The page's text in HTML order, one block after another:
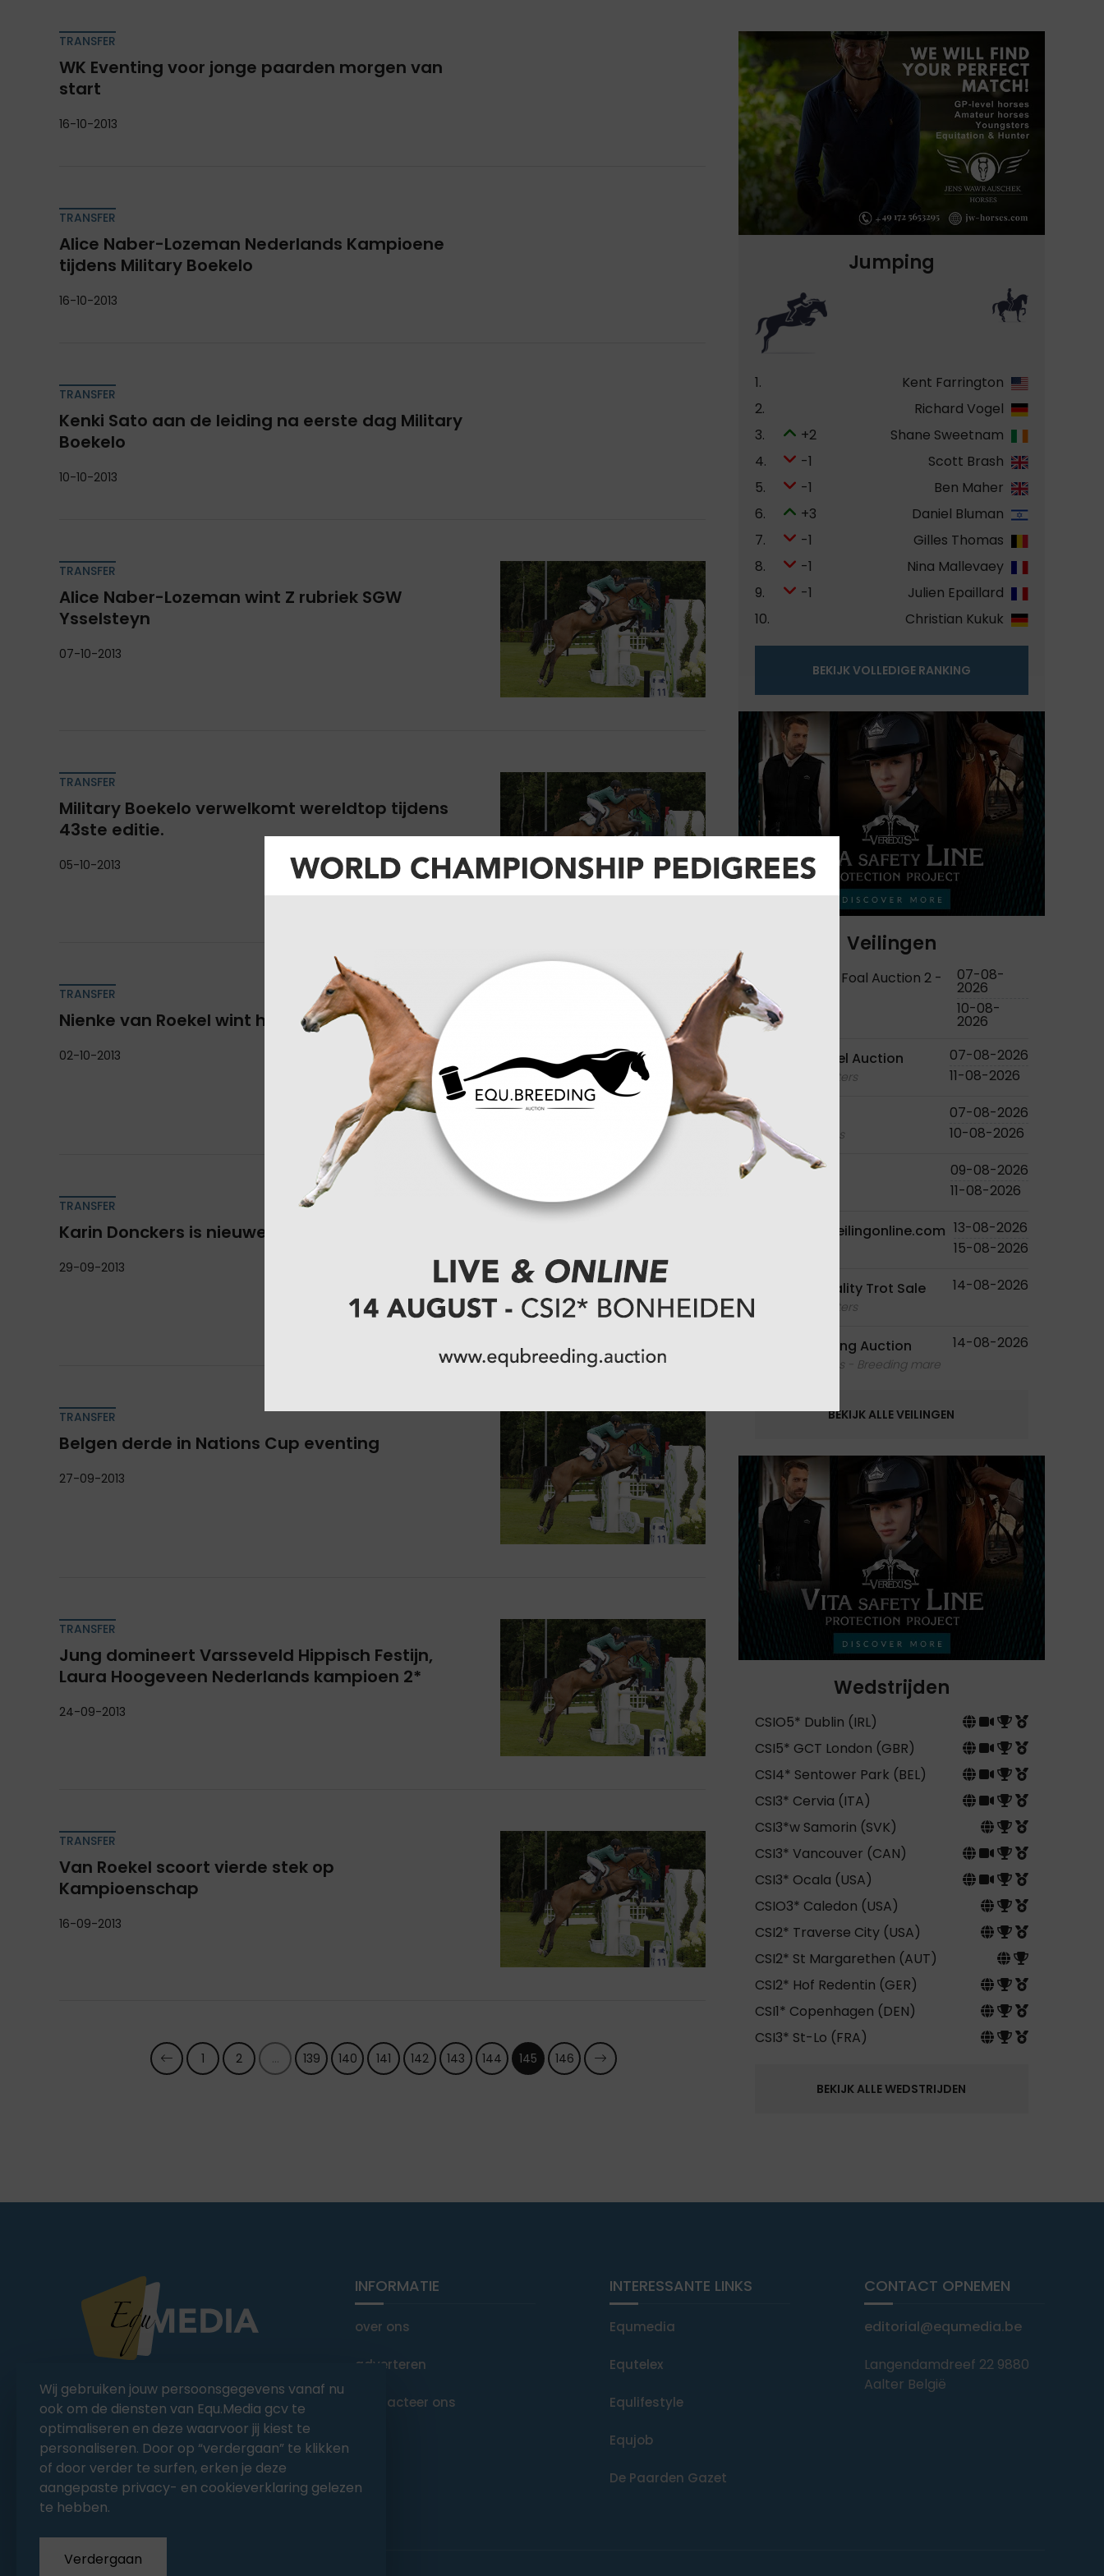
TRANSFER
WK Eventing voor jonge paarden morgen van
start
16-10-2013
TRANSFER
Alice Naber-Lozeman Nederlands Kampioene
tijdens Military Boekelo
16-10-2013
TRANSFER
Kenki Sato aan de leiding na eerste dag Military
Boekelo
10-10-2013
TRANSFER
Alice Naber-Lozeman wint Z rubriek SGW
Ysselsteyn
07-10-2013
TRANSFER
Military Boekelo verwelkomt wereldtop tijdens
43ste editie.
05-10-2013
TRANSFER
Nienke van Roekel wint het Bollert Brons 2013
02-10-2013
TRANSFER
Karin Donckers is nieuwe Belgische Kampioene
29-09-2013
TRANSFER
Belgen derde in Nations Cup eventing
27-09-2013
TRANSFER
Jung domineert Varsseveld Hippisch Festijn,
Laura Hoogeveen Nederlands kampioen 2*
24-09-2013
TRANSFER
Van Roekel scoort vierde stek op
Kampioenschap
16-09-2013
1 2 ... 139 140 141 142 143 144 145 146
Jumping
1.
Kent Farrington
2.
Richard Vogel
3.
+2
Shane Sweetnam
4.
-1
Scott Brash
5.
-1
Ben Maher
6.
+3
Daniel Bluman
7.
-1
Gilles Thomas
8.
-1
Nina Mallevaey
9.
-1
Julien Epaillard
10.
Christian Kukuk
BEKIJK VOLLEDIGE RANKING
Veilingen
KWPN Online Foal Auction 2 -
2026
foals
07-08-
2026
10-08-
2026
Bjorn Nagel Auction
foals - youngsters
07-08-2026
11-08-2026
Studutch
foals - embryos
07-08-2026
10-08-2026
PS Online
09-08-2026
11-08-2026
Paardenveilingonline.com 13-08-2026
15-08-2026
Ruislé Quality Trot Sale
foals - youngsters
14-08-2026
Equbreeding Auction
foals - embryos - Breeding mare
14-08-2026
BEKIJK ALLE VEILINGEN
Wedstrijden
CSIO5* Dublin (IRL)
CSI5* GCT London (GBR)
CSI4* Sentower Park (BEL)
CSI3* Cervia (ITA)
CSI3*w Samorin (SVK)
CSI3* Vancouver (CAN)
CSI3* Ocala (USA)
CSIO3* Caledon (USA)
CSI2* Traverse City (USA)
CSI2* St Margarethen (AUT)
CSI2* Hof Redentin (GER)
CSI1* Copenhagen (DEN)
CSI3* St-Lo (FRA)
BEKIJK ALLE WEDSTRIJDEN
You Ride it We Write it,
Equestrian news
INFORMATIE
over ons
adverteren
Contacteer ons
INTERESSANTE LINKS
Equmedia
Equtelex
Equlifestyle
Equjob
De Paarden Gazet
CONTACT OPNEMEN
editorial@equmedia.be
Langendamdreef 22 9880
Aalter België
Wij gebruiken jouw persoonsgegevens vanaf nu
ook om de diensten van Equ.Media gcv te
optimaliseren en deze waarvoor jij kiest te
personaliseren. Door op “verdergaan” te klikken
of door verder te surfen, erken je deze
aangepaste privacy- en cookieverklaring gelezen
te hebben.
Verdergaan